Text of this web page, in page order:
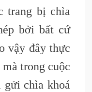
trang bị chìa
bởi bất cứ
vậy đây thực
trong cuộc
gửi chìa khoá